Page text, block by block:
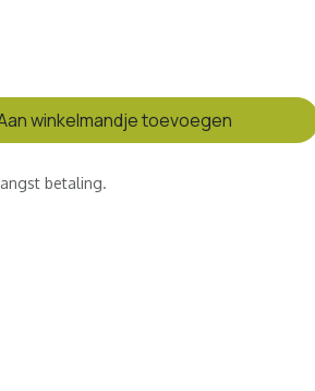
winkelmandje toevoegen
betaling.